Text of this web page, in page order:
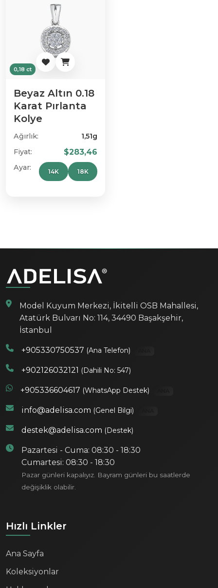
0,18 ct
Beyaz Altın 0.18
Karat Pırlanta
Kolye
Ağırlık:
1,51g
Fiyat:
$283,46
Ayar: 14K 18K
Model Kuyum Merkezi, İkitelli OSB Mahallesi,
Atatürk Bulvarı No: 114, 34490 Başakşehir,
İstanbul
+905330750537 (Ana Telefon)
+902126032121 (Dahili No: 547)
+905336604617 (WhatsApp Destek)
info@adelisa.com (Genel Bilgi)
destek@adelisa.com (Destek)
Pazartesi - Cuma: 08:30 - 18:30
Cumartesi: 08:30 - 18:30
Pazar günleri kapalıyız. Bayram günleri bu saatlerde
değişiklik olabilir.
Hızlı Linkler
Ana Sayfa
Koleksiyonlar